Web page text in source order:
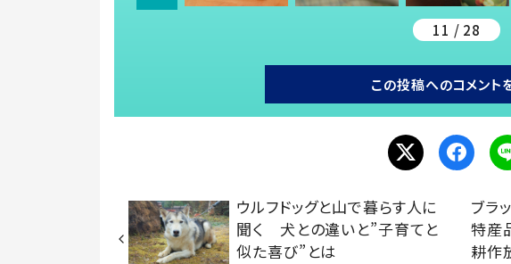
11 / 28
この投稿へのコメント
ウルフドッグと山で暮らす人に
聞く 犬との違いと”子育てと
似た喜び”とは
ブラ
特産
耕作